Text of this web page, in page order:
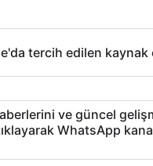
tercih edilen kaynak
ve güncel
WhatsApp